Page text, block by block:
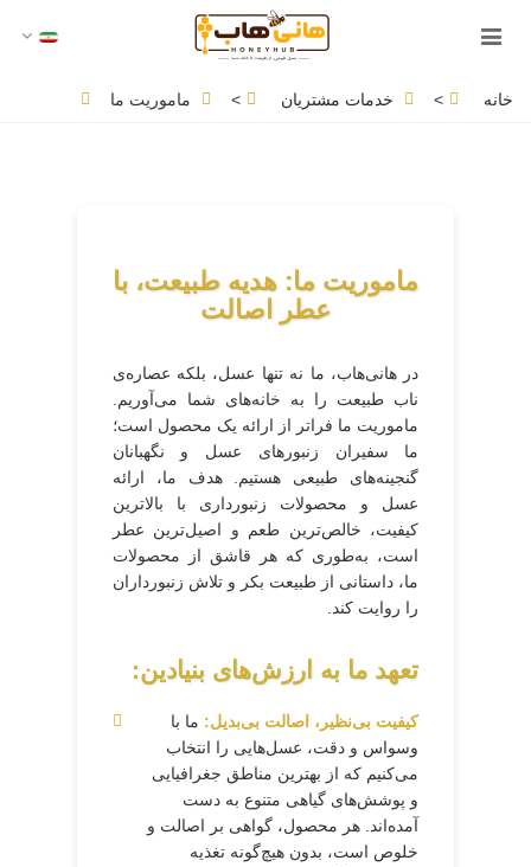
خانه > خدمات مشتریان > ماموریت ما
ماموریت ما: هدیه طبیعت، با
عطر اصالت
در هانی‌هاب، ما نه تنها عسل، بلکه عصاره‌ی
ناب طبیعت را به خانه‌های شما می‌آوریم.
ماموریت ما فراتر از ارائه یک محصول است؛
ما سفیران زنبورهای عسل و نگهبانان
گنجینه‌های طبیعی هستیم. هدف ما، ارائه
عسل و محصولات زنبورداری با بالاترین
کیفیت، خالص‌ترین طعم و اصیل‌ترین عطر
است، به‌طوری که هر قاشق از محصولات
ما، داستانی از طبیعت بکر و تلاش زنبورداران
را روایت کند.
تعهد ما به ارزش‌های بنیادین:
کیفیت بی‌نظیر، اصالت بی‌بدیل: ما با
وسواس و دقت، عسل‌هایی را انتخاب
می‌کنیم که از بهترین مناطق جغرافیایی
و پوشش‌های گیاهی متنوع به دست
آمده‌اند. هر محصول، گواهی بر اصالت و
خلوص است، بدون هیچ‌گونه تغذیه